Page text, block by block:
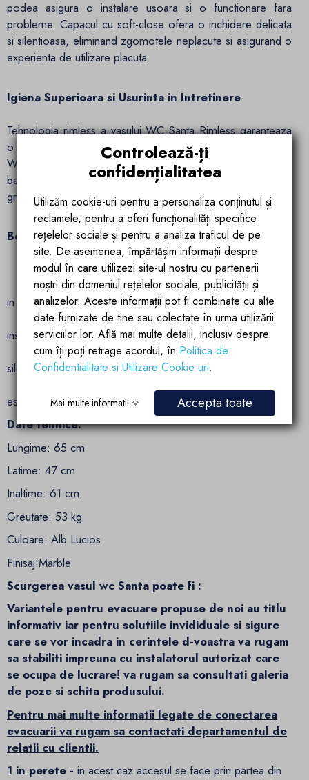
podea asigura o instalare usoara si o functionare fara
probleme. Capacul cu soft-close ofera o inchidere delicata
si silentioasa, eliminand zgomotele neplacute si asigurand o
experienta de utilizare placuta.
Igiena Superioara si Usurinta in Intretinere
Tehnologia rimless a vasului WC Santa Rimless garanteaza
o igiena superioara si usurinta in intretinere. . Cu acest vas
WC, vei beneficia de un mediu mai curat si mai igienic in
baie, pentru o experienta de utilizare confortabila si fara
griji.
Beneficii si Avantaje:
Design elegant si modern, potrivit pentru orice baie
Tehnologie rimless pentru o igiena superioara si usurinta
in intretinere
Rezervor incorporat si montaj pe podea pentru o
instalare usoara si o functionare fara probleme
Capac cu soft-close pentru inchidere delicata si
silentioasa
estetic placut si sofisticat
Date tehnice:
Lungime: 65 cm
Latime: 47 cm
Inaltime: 61 cm
Greutate: 53 kg
Culoare: Alb Lucios
Finisaj:Marble
Scurgerea vasul wc Santa poate fi :
Variantele pentru evacuare propuse de noi au titlu
informativ iar pentru solutiile invididuale si sigure
care se vor incadra in cerintele d-voastra va rugam
sa stabiliti impreuna cu instalatorul autorizat care
se ocupa de lucrare! va rugam sa consultati galeria
de poze si schita produsului.
Pentru mai multe informatii legate de conectarea
evacuarii va rugam sa contactati departamentul de
relatii cu clientii.
1 in perete - in acest caz accesul se face prin partea din
Controlează-ți
confidențialitatea
Utilizăm cookie-uri pentru a personaliza conținutul și
reclamele, pentru a oferi funcționalități specifice
rețelelor sociale și pentru a analiza traficul de pe
site. De asemenea, împărtășim informații despre
modul în care utilizezi site-ul nostru cu partenerii
noștri din domeniul rețelelor sociale, publicității și
analizelor. Aceste informații pot fi combinate cu alte
date furnizate de tine sau colectate în urma utilizării
serviciilor lor. Află mai multe detalii, inclusiv despre
cum îți poți retrage acordul, în Politica de
Confidentialitate si Utilizare Cookie-uri.
Mai multe informatii Accepta toate